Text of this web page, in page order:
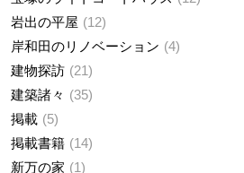
岩出の平屋
12
岸和田のリノベーション
4
建物探訪
21
建築諸々
35
掲載
5
掲載書籍
14
新万の家
1